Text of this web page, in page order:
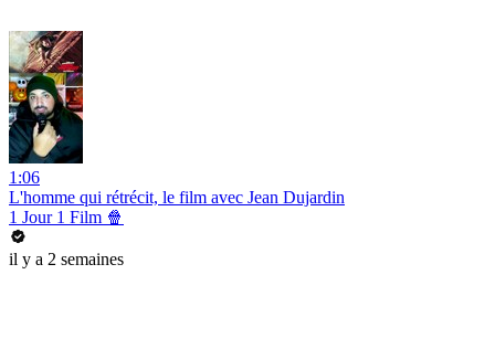
1:06
L'homme qui rétrécit, le film avec Jean Dujardin
1 Jour 1 Film 🍿
il y a 2 semaines